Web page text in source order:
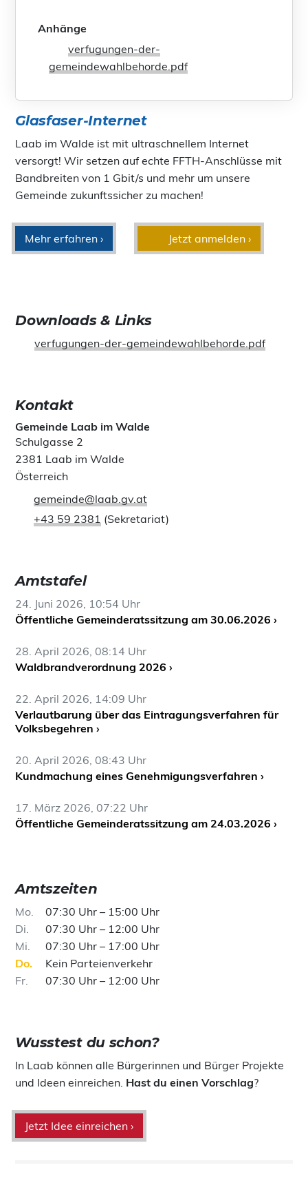
Anhänge
verfugungen-der-
gemeindewahlbehorde.pdf
Glasfaser-Internet
Laab im Walde ist mit ultraschnellem Internet
versorgt! Wir setzen auf echte FFTH-Anschlüsse mit
Bandbreiten von 1 Gbit/s und mehr um unsere
Gemeinde zukunftssicher zu machen!
Mehr erfahren › Jetzt anmelden ›
Downloads & Links
verfugungen-der-gemeindewahlbehorde.pdf
Kontakt
Gemeinde Laab im Walde
Schulgasse 2
2381 Laab im Walde
Österreich
gemeinde@laab.gv.at
+43 59 2381 (Sekretariat)
Amtstafel
24. Juni 2026, 10:54 Uhr
Öffentliche Gemeinderatssitzung am 30.06.2026 ›
28. April 2026, 08:14 Uhr
Waldbrandverordnung 2026 ›
22. April 2026, 14:09 Uhr
Verlautbarung über das Eintragungsverfahren für
Volksbegehren ›
20. April 2026, 08:43 Uhr
Kundmachung eines Genehmigungsverfahren ›
17. März 2026, 07:22 Uhr
Öffentliche Gemeinderatssitzung am 24.03.2026 ›
Amtszeiten
Mo
07:30 Uhr – 15:00 Uhr
Di
07:30 Uhr – 12:00 Uhr
Mi
07:30 Uhr – 17:00 Uhr
Do
Kein Parteienverkehr
Fr
07:30 Uhr – 12:00 Uhr
Wusstest du schon?
In Laab können alle Bürgerinnen und Bürger Projekte
und Ideen einreichen. Hast du einen Vorschlag?
Jetzt Idee einreichen ›